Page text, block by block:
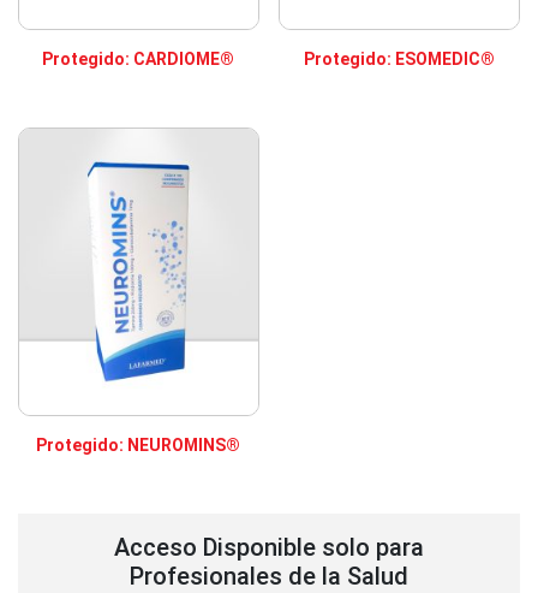
Protegido: CARDIOME® Protegido: ESOMEDIC®
Protegido: NEUROMINS®
Acceso Disponible solo para
Profesionales de la Salud